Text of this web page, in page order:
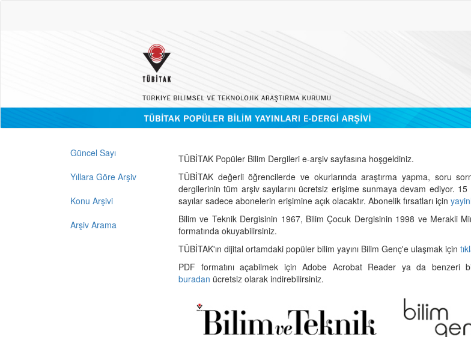
Güncel Sayı
Yıllara Göre Arşiv
Konu Arşivi
Arşiv Arama
TÜBİTAK Popüler Bilim Dergileri e-arşiv sayfasına hoşgeldiniz.
TÜBİTAK değerli öğrencilerde ve okurlarında araştırma yapma, soru
dergilerinin tüm arşiv sayılarını ücretsiz erişime sunmaya devam ediyor.
sayılar sadece abonelerin erişimine açık olacaktır. Abonelik fırsatları için
Bilim ve Teknik Dergisinin 1967, Bilim Çocuk Dergisinin 1998 ve Merakli
formatında okuyabilirsiniz.
TÜBİTAK'ın dijital ortamdaki popüler bilim yayını Bilim Genç'e ulaşmak için
PDF formatını açabilmek için Adobe Acrobat Reader ya da benzeri
buradan ücretsiz olarak indirebilirsiniz.